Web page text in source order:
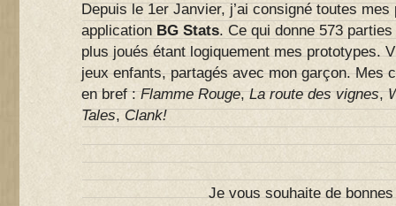
Depuis le 1er Janvier, j’ai consigné toutes mes
application BG Stats. Ce qui donne 573
plus joués étant logiquement mes prototypes.
jeux enfants, partagés avec mon garçon. Mes
en bref :Flamme Rouge,La route des vignes,
Tales,Clank!
Je vous souhaite de